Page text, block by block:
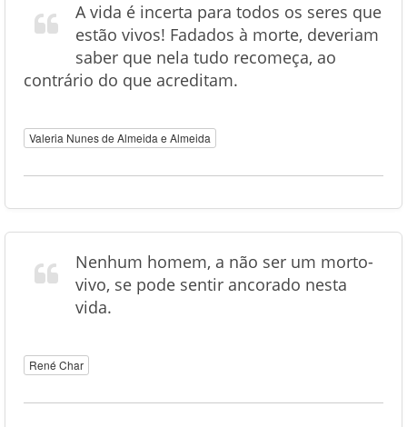
A vida é incerta para todos os seres que
estão vivos! Fadados à morte, deveriam
saber que nela tudo recomeça, ao
contrário do que acreditam.
Valeria Nunes de Almeida e Almeida
Nenhum homem, a não ser um morto-
vivo, se pode sentir ancorado nesta
vida.
René Char